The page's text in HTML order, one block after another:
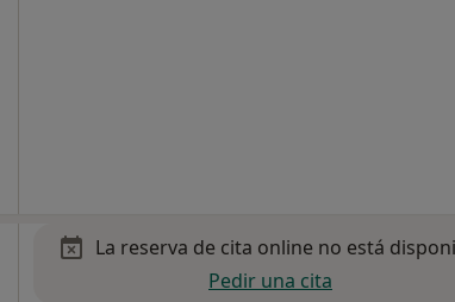
La reserva de cita online no está
Pedir una cita